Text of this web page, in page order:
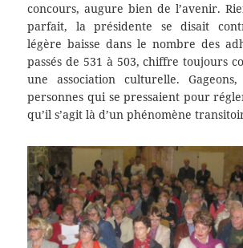
concours, augure bien de l’avenir.
parfait, la présidente se disait
légère baisse dans le nombre des
passés de 531 à 503, chiffre toujours
une association culturelle.
personnes qui se pressaient pour
qu’il s’agit là d’un phénomène